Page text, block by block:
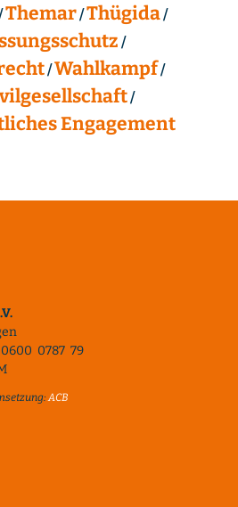
Themar Thügida
Wahlkampf
Engagement
0787 79
ACB